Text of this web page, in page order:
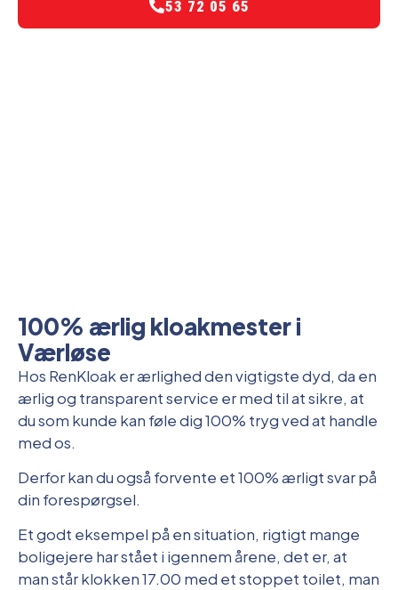
53 72 05 65
100% ærlig kloakmester i
Værløse
Hos RenKloak er ærlighed den vigtigste dyd, da en
ærlig og transparent service er med til at sikre, at
du som kunde kan føle dig 100% tryg ved at handle
med os.
Derfor kan du også forvente et 100% ærligt svar på
din forespørgsel.
Et godt eksempel på en situation, rigtigt mange
boligejere har stået i igennem årene, det er, at
man står klokken 17.00 med et stoppet toilet, man